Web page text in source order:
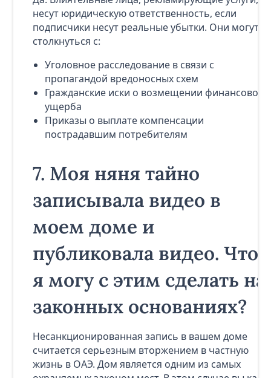
несут юридическую ответственность, если
подписчики несут реальные убытки. Они могут
столкнуться с:
Уголовное расследование в связи с
пропагандой вредоносных схем
Гражданские иски о возмещении финансового
ущерба
Приказы о выплате компенсации
пострадавшим потребителям
7. Моя няня тайно
записывала видео в
моем доме и
публиковала видео. Что
я могу с этим сделать на
законных основаниях?
Несанкционированная запись в вашем доме
считается серьезным вторжением в частную
жизнь в ОАЭ. Дом является одним из самых